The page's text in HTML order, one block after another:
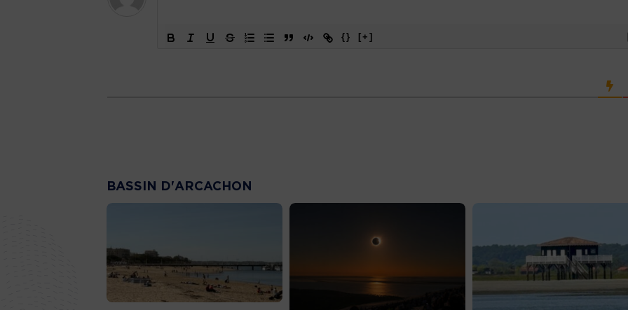
{} [+]
BASSIN D'ARCACHON